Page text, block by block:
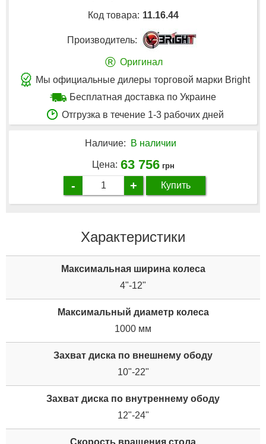
Код товара: 11.16.44
Производитель:
® Оригинал
Мы официальные дилеры торговой марки Bright
Бесплатная доставка по Украине
Отгрузка в течение 1-3 рабочих дней
Наличие: В наличии
Цена: 63 756 грн
- + Купить
Характеристики
Максимальная ширина колеса
4"-12"
Максимальный диаметр колеса
1000 мм
Захват диска по внешнему ободу
10"-22"
Захват диска по внутреннему ободу
12"-24"
Скорость вращения стола